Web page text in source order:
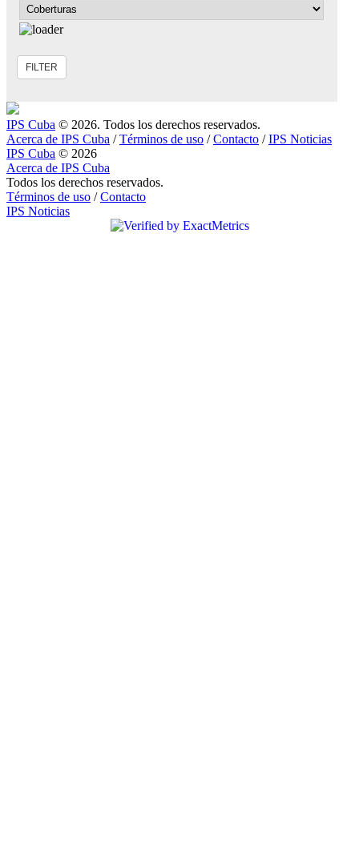
IPS Cuba © 2026. Todos los derechos reservados.
Acerca de IPS Cuba / Términos de uso / Contacto / IPS Noticias
IPS Cuba © 2026
Acerca de IPS Cuba
Todos los derechos reservados.
Términos de uso / Contacto
IPS Noticias